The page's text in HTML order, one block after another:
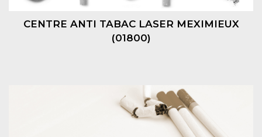
CENTRE ANTI TABAC LASER MEXIMIEUX
(01800)